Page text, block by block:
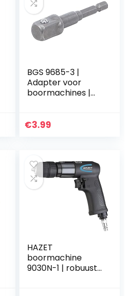
BGS 9685-3 |
Adapter voor
boormachines |
mm (1/4″) /
€3.99
HAZET
boormachine
9030N-1 | robuuste